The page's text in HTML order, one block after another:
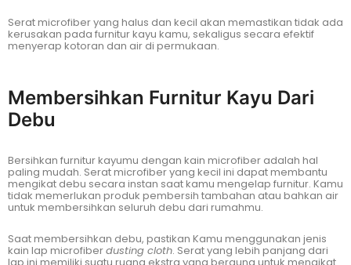
Serat microfiber yang halus dan kecil akan memastikan tidak ada
kerusakan pada furnitur kayu kamu, sekaligus secara efektif
menyerap kotoran dan air di permukaan.
Membersihkan Furnitur Kayu Dari
Debu
Bersihkan furnitur kayumu dengan kain microfiber adalah hal
paling mudah. Serat microfiber yang kecil ini dapat membantu
mengikat debu secara instan saat kamu mengelap furnitur. Kamu
tidak memerlukan produk pembersih tambahan atau bahkan air
untuk membersihkan seluruh debu dari rumahmu.
Saat membersihkan debu, pastikan Kamu menggunakan jenis
kain lap microfiberdusting cloth. Serat yang lebih panjang dari